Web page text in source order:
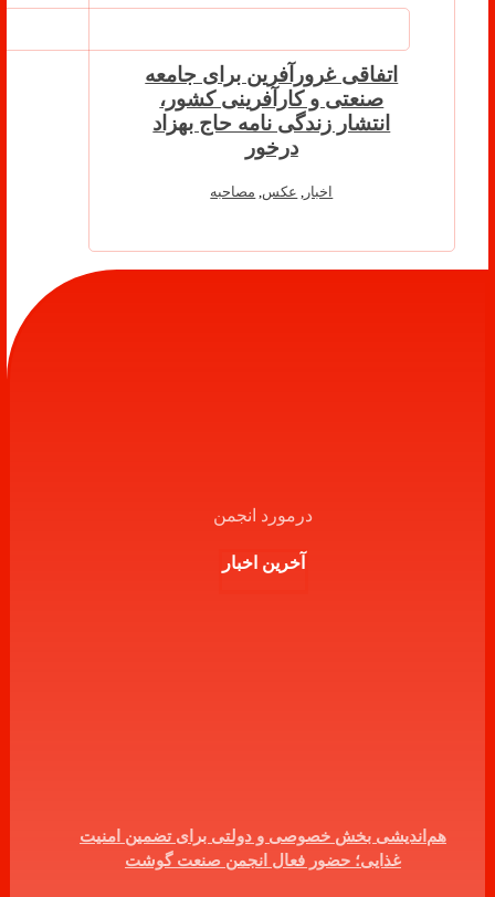
اتفاقی غرورآفرین برای جامعه
صنعتی و کارآفرینی کشور،
انتشار زندگی نامه حاج بهزاد
درخور
اخبار عکس مصاحبه
درمورد انجمن
آخرین اخبار
هم‌اندیشی بخش خصوصی و دولتی برای تضمین امنیت
غذایی؛ حضور فعال انجمن صنعت گوشت